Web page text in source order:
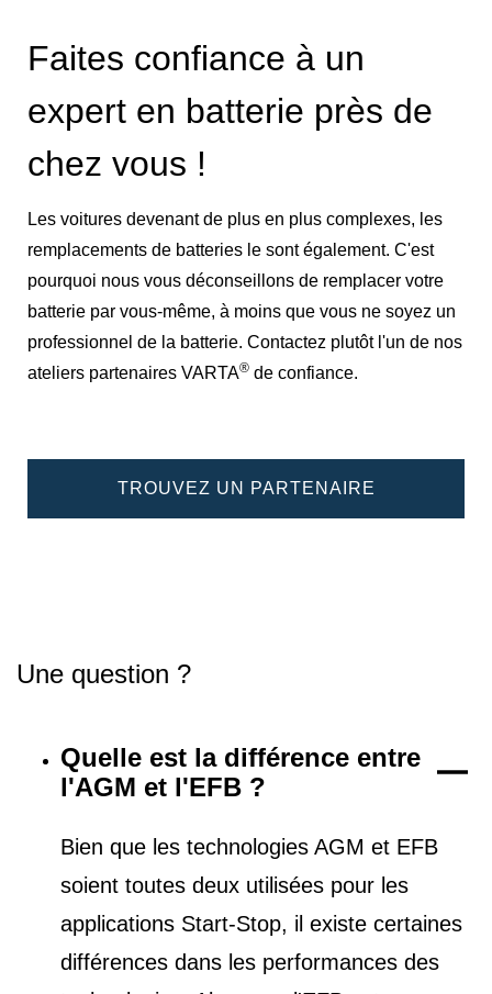
Faites confiance à un
expert en batterie près de
chez vous !
Les voitures devenant de plus en plus complexes, les
remplacements de batteries le sont également. C'est
pourquoi nous vous déconseillons de remplacer votre
batterie par vous-même, à moins que vous ne soyez un
professionnel de la batterie. Contactez plutôt l'un de nos
ateliers partenaires VARTA® de confiance.
TROUVEZ UN PARTENAIRE
Une question ?
Quelle est la différence entre
l'AGM et l'EFB ?
Bien que les technologies AGM et EFB
soient toutes deux utilisées pour les
applications Start-Stop, il existe certaines
différences dans les performances des